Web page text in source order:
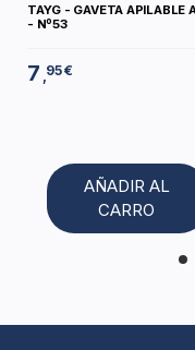
TAYG - GAVETA APILABLE
- Nº53
7 95 €
AÑADIR AL
CARRO